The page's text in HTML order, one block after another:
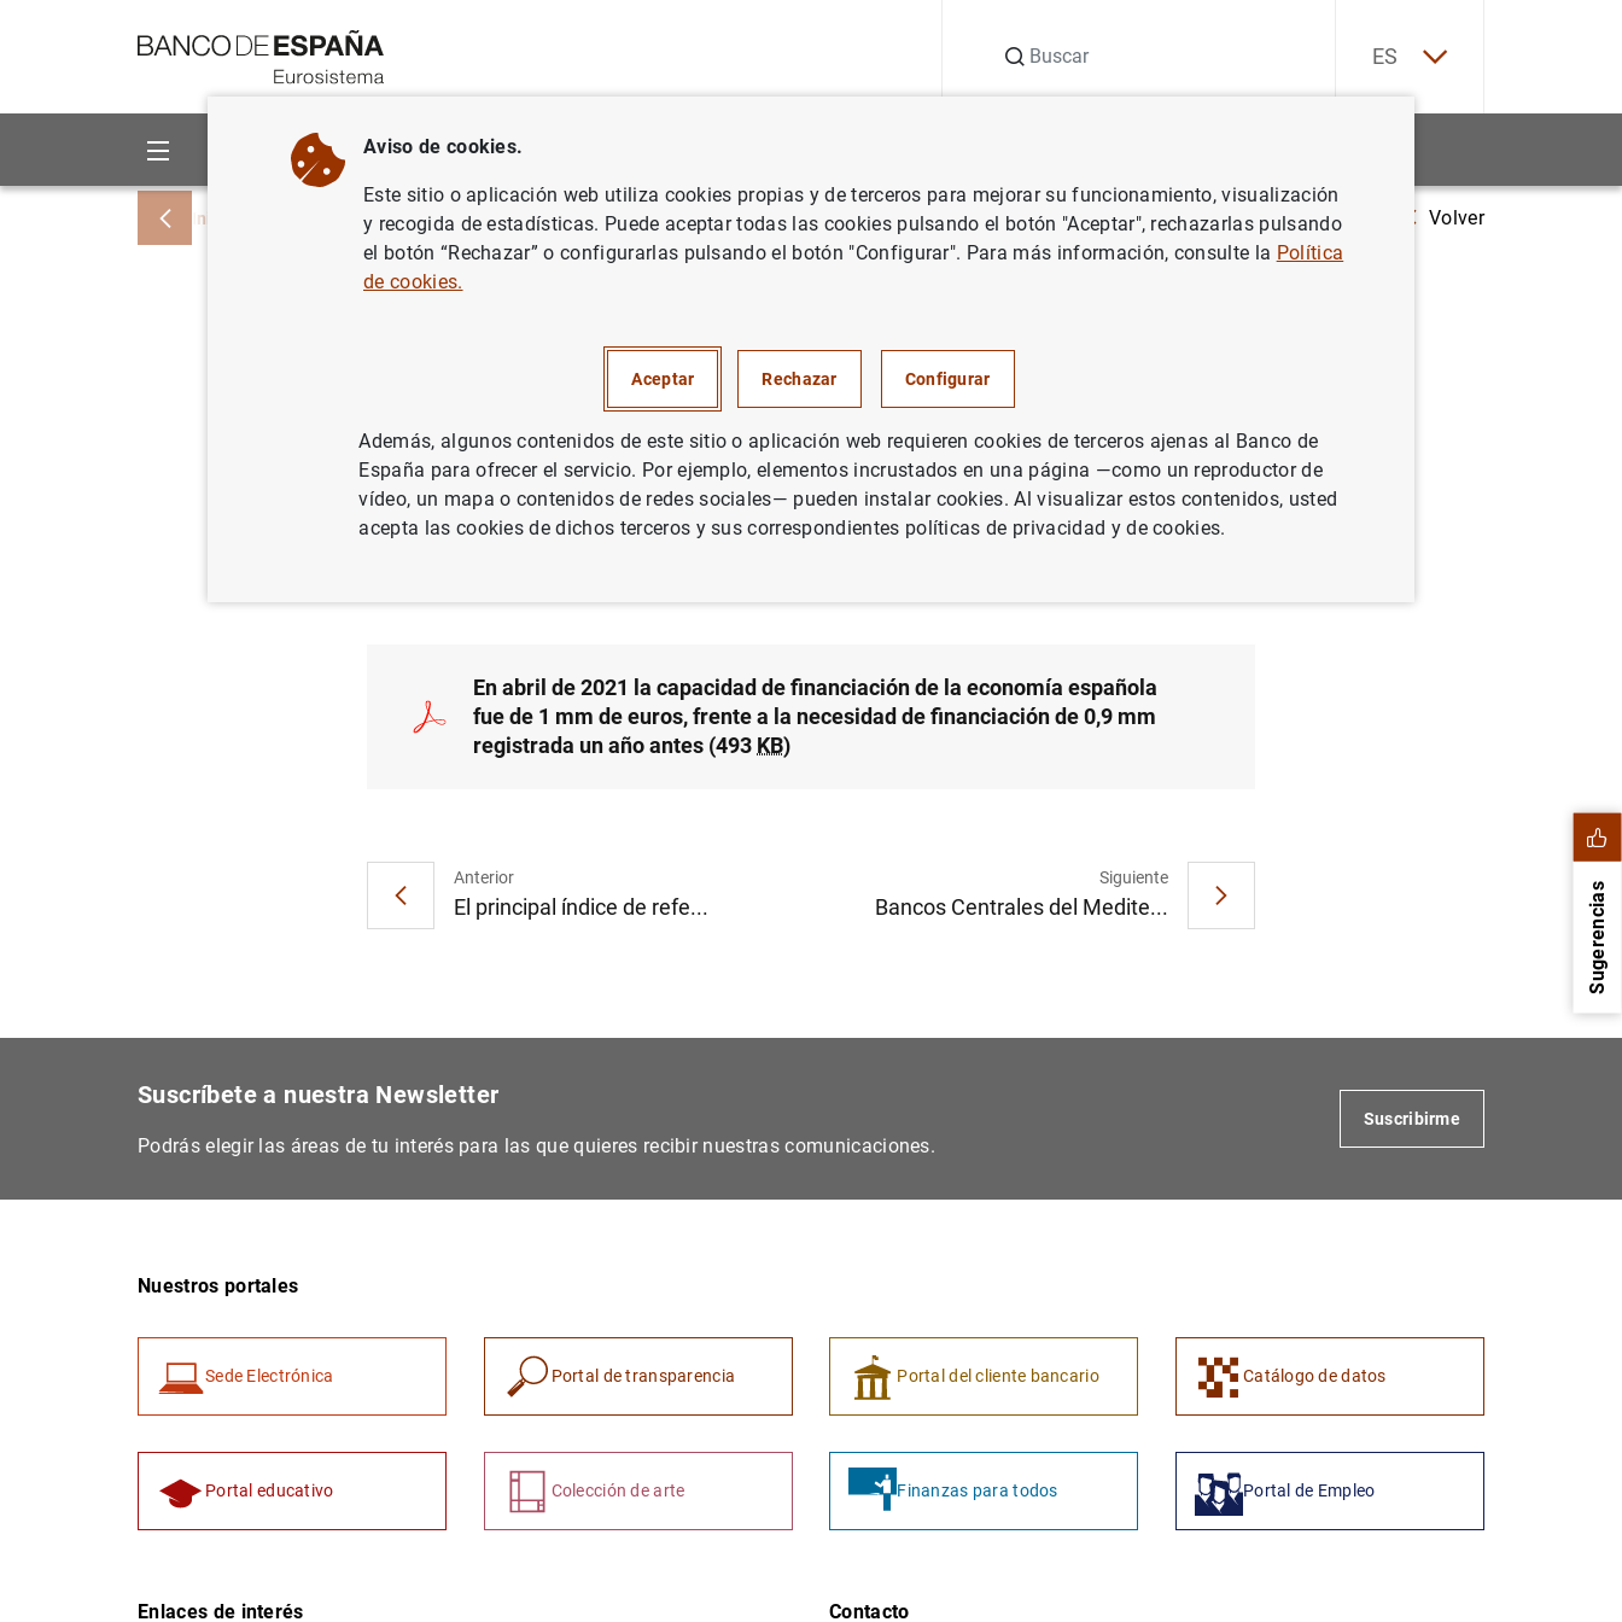
ES
Sobre el Banco Áreas de actuación
Inicio Noticias y eventos Noticias del Banco de España Notas de prensa del Banco de España En abril de 2021 la capacidad de financiación de la economía española fue de 1
Volver
la economía española fue de 1 mm de euros,
frente a la necesidad de financiación de 0,9 mm
registrada un año antes
30/06/2021 SITUACIÓN ECONÓMICA
En abril de 2021 la capacidad de financiación de la economía española
fue de 1 mm de euros, frente a la necesidad de financiación de 0,9 mm
registrada un año antes (493 KB)
Anterior
El principal índice de refe...
Siguiente
Bancos Centrales del Medite... Sugerencias
1 2
Suscríbete a nuestra Newsletter
Podrás elegir las áreas de tu interés para las que quieres recibir nuestras comunicaciones.
Suscribirme
Nuestros portales
Sede Electrónica Portal de transparencia Portal del cliente bancario Catálogo de datos
Portal educativo Colección de arte Finanzas para todos Portal de Empleo
Enlaces de interés Contacto
Aviso de cookies.
Este sitio o aplicación web utiliza cookies propias y de terceros para mejorar su funcionamiento, visualización
y recogida de estadísticas. Puede aceptar todas las cookies pulsando el botón "Aceptar", rechazarlas pulsando
el botón “Rechazar” o configurarlas pulsando el botón "Configurar". Para más información, consulte la Política
de cookies.
Aceptar Rechazar Configurar
Además, algunos contenidos de este sitio o aplicación web requieren cookies de terceros ajenas al Banco de
España para ofrecer el servicio. Por ejemplo, elementos incrustados en una página —como un reproductor de
vídeo, un mapa o contenidos de redes sociales— pueden instalar cookies. Al visualizar estos contenidos, usted
acepta las cookies de dichos terceros y sus correspondientes políticas de privacidad y de cookies.